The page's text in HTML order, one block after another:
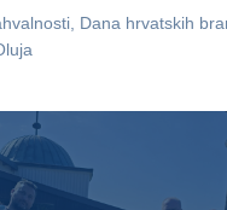
Dana hrvatskih